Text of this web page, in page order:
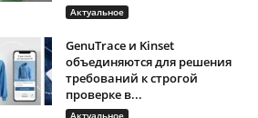
Актуальное
GenuTrace и Kinset
объединяются для решения
требований к строгой
проверке в...
Актуальное